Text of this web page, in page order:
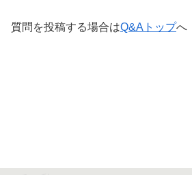
質問を投稿する場合はQ&Aトップへ